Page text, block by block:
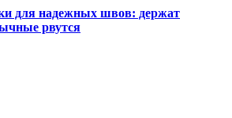
для надежных швов: держат
рвутся